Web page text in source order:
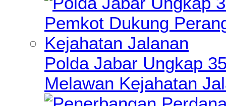
Polda Jabar Ungkap
Melawan Kejahatan